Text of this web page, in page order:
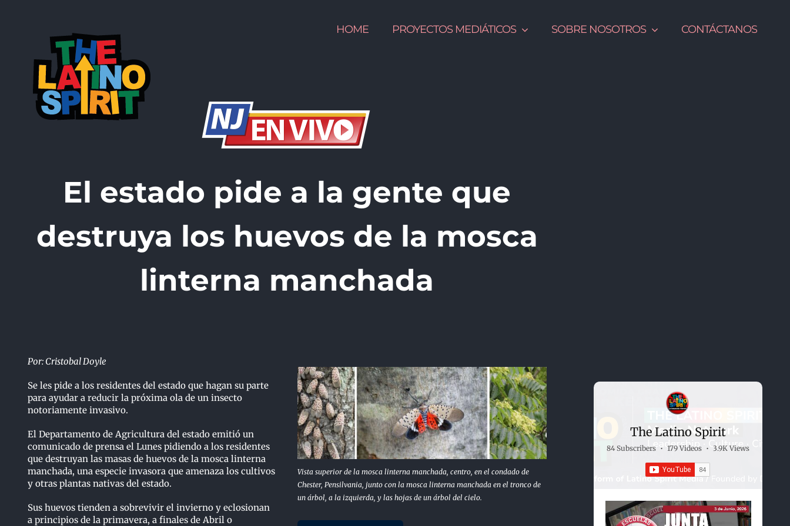
HOME PROYECTOS MEDIÁTICOS SOBRE NOSOTROS CONTÁCTANOS
El estado pide a la gente que
destruya los huevos de la mosca
linterna manchada
Por: Cristobal Doyle
Se les pide a los residentes del estado que hagan su parte
para ayudar a reducir la próxima ola de un insecto
notoriamente invasivo.
El Departamento de Agricultura del estado emitió un
comunicado de prensa el Lunes pidiendo a los residentes
que destruyan las masas de huevos de la mosca linterna
manchada, una especie invasora que amenaza los cultivos
y otras plantas nativas del estado.
Sus huevos tienden a sobrevivir el invierno y eclosionan
a principios de la primavera, a finales de Abril o
Vista superior de la mosca linterna manchada, centro, en el condado de
Chester, Pensilvania, junto con la mosca linterna manchada en el tronco de
un árbol, a la izquierda, y las hojas de un árbol del cielo.
The Latino Spirit
84 Subscribers • 179 Videos • 3.9K Views